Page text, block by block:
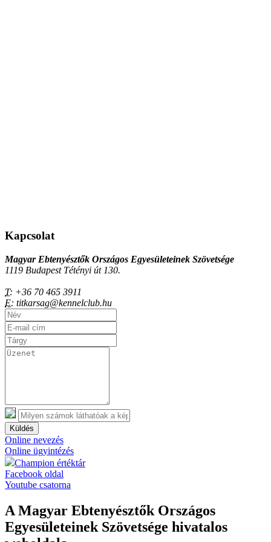
Kapcsolat
Magyar Ebtenyésztők Országos Egyesületeinek Szövetsége
1119 Budapest Tétényi út 130.
T: +36 70 465 3911
E: titkarsag@kennelclub.hu
Küldés
Online nevezés
Online ügyintézés
Champion értéktár
Facebook oldal
Youtube csatorna
A Magyar Ebtenyésztők Országos
Egyesületeinek Szövetsége hivatalos